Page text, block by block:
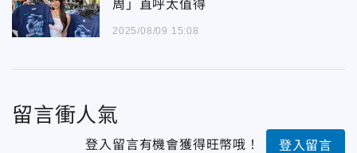
周」直呼太值得
2025/08/09 15:08
留言衝人氣
登入留言有機會獲得旺幣哦！ 登入留言